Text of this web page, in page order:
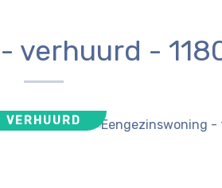
verhuurd -
VERHUURD